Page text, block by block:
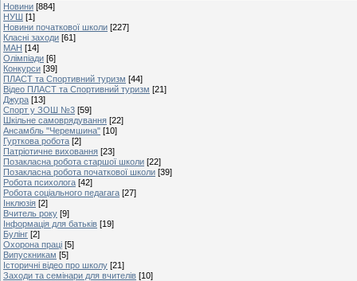
Новини [884]
НУШ [1]
Новини початкової школи [227]
Класні заходи [61]
МАН [14]
Олімпіади [6]
Конкурси [39]
ПЛАСТ та Спортивний туризм [44]
Відео ПЛАСТ та Спортивний туризм [21]
Джура [13]
Спорт у ЗОШ №3 [59]
Шкільне самоврядування [22]
Ансамбль "Черемшина" [10]
Гурткова робота [2]
Патріотичне виховання [23]
Позакласна робота старшої школи [22]
Позакласна робота початкової школи [39]
Робота психолога [42]
Робота соціального педагага [27]
Інклюзія [2]
Вчитель року [9]
Інформація для батьків [19]
Булінг [2]
Охорона праці [5]
Випускникам [5]
Історичні відео про школу [21]
Заходи та семінари для вчителів [10]